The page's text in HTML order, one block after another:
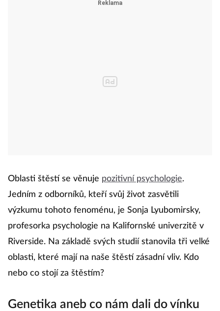
Oblasti štěstí se věnuje pozitivní psychologie.
Jedním z odborníků, kteří svůj život zasvětili
výzkumu tohoto fenoménu, je Sonja Lyubomirsky,
profesorka psychologie na Kalifornské univerzitě v
Riverside. Na základě svých studií stanovila tři velké
oblasti, které mají na naše štěstí zásadní vliv. Kdo
nebo co stojí za štěstím?
Genetika aneb co nám dali do vínku